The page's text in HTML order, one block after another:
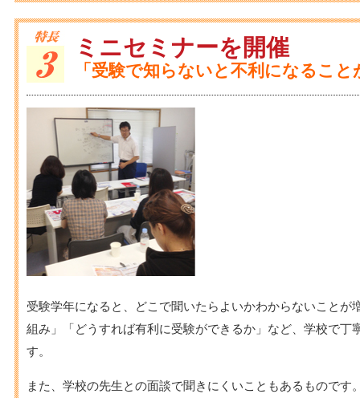
ミニセミナーを開催
「受験で知らないと不利になるこ
受験学年になると、どこで聞いたらよいかわからないことが
組み」「どうすれば有利に受験ができるか」など、学校で丁
す。
また、学校の先生との面談で聞きにくいこともあるもので